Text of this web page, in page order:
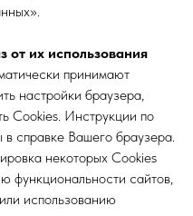
от их использования
принимают
настройки браузера,
Cookies. Инструкции по
справке Вашего браузера.
некоторых Cookies
функциональности сайтов,
использованию